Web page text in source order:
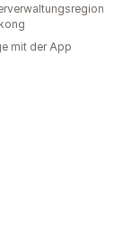
mit der App